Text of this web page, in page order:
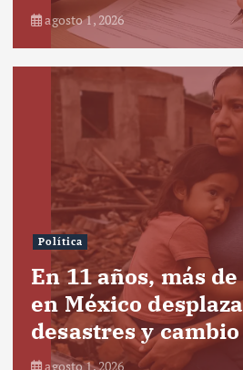
agosto 1, 2026
Política
En 11 años, más
en México
desastres y
agosto 1, 2026